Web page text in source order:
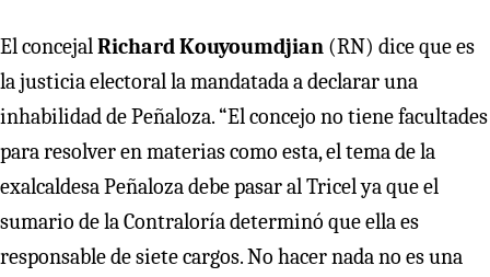
El concejalRichard Kouyoumdjian (RN) dice que es
la justicia electoral la mandatada a declarar una
inhabilidad de Peñaloza. “El concejo no tiene facultades
para resolver en materias como esta, el tema de la
exalcaldesa Peñaloza debe pasar al Tricel ya que el
sumario de la Contraloría determinó que ella es
responsable de siete cargos. No hacer nada no es una